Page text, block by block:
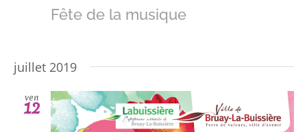
Fête de la musique
juillet 2019
ven
12